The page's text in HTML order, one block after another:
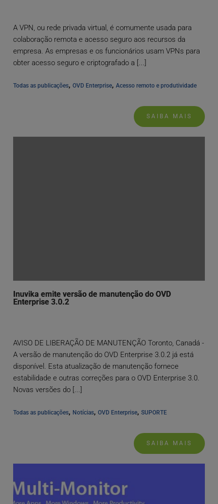
A VPN, ou rede privada virtual, é comumente usada para
colaboração remota e acesso seguro aos recursos da
empresa. As empresas e os funcionários usam VPNs para
obter acesso seguro e criptografado a [...]
Todas as publicações, OVD Enterprise, Acesso remoto e produtividade
SAIBA MAIS
Inuvika emite versão de manutenção do OVD
Enterprise 3.0.2
AVISO DE LIBERAÇÃO DE MANUTENÇÃO Toronto, Canadá -
A versão de manutenção do OVD Enterprise 3.0.2 já está
disponível. Esta atualização de manutenção fornece
estabilidade e outras correções para o OVD Enterprise 3.0.
Novas versões do [...]
Todas as publicações, Notícias, OVD Enterprise, SUPORTE
SAIBA MAIS